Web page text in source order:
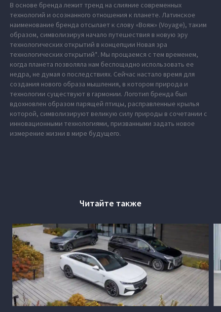
В основе бренда лежит тренд на слияние современных
технологий и осознанного отношения к планете. Латинское
наименование бренда отсылает к слову «Вояж» (Voyage), таким
образом, символизируя начало путешествия в новую эру
технологических открытий в концепции Новая эра
технологических открытий*. Мы прощаемся с тем временем,
когда планета позволяла нам беспощадно использовать ее
недра, не думая о последствиях. Сейчас настало время для
создания нового образа мышления, в котором природа и
технологии существуют в гармонии. Логотип бренда был
вдохновлен образом парящей птицы, расправленные крылья
которой, символизируют великую силу природы в сочетании с
инновационными технологиями, призванными задать новое
измерение жизни в мире будущего.
Читайте также